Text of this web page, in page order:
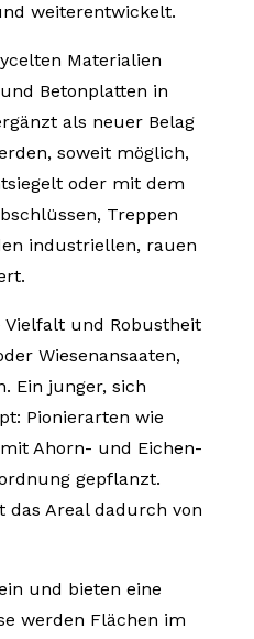
weiterentwickelt.
Materialien
Betonplatten in
als neuer Belag
soweit möglich,
oder mit dem
Treppen
industriellen, rauen
Vielfalt und Robustheit
Wiesenansaaten,
Ein junger, sich
Pionierarten wie
Ahorn- und Eichen-
gepflanzt.
Areal dadurch von
und bieten eine
werden Flächen im